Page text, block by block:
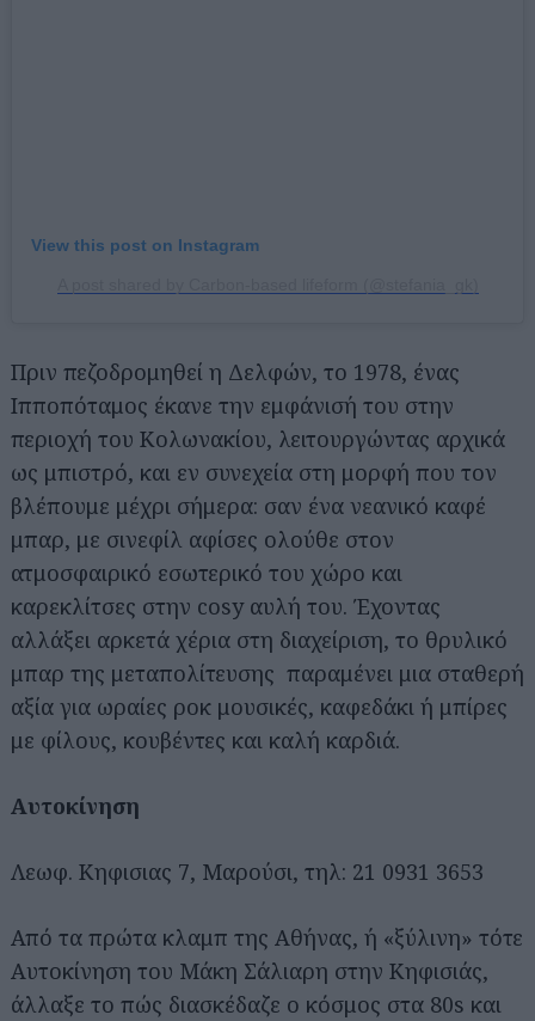
View this post on Instagram
Πριν πεζοδρομηθεί η Δελφών, το 1978, ένας
Ιπποπόταμος έκανε την εμφάνισή του στην
περιοχή του Κολωνακίου, λειτουργώντας αρχικά
ως μπιστρό, και εν συνεχεία στη μορφή που τον
βλέπουμε μέχρι σήμερα: σαν ένα νεανικό καφέ
μπαρ, με σινεφίλ αφίσες ολούθε στον
ατμοσφαιρικό εσωτερικό του χώρο και
καρεκλίτσες στην cosy αυλή του. Έχοντας
αλλάξει αρκετά χέρια στη διαχείριση, το θρυλικό
μπαρ της μεταπολίτευσης παραμένει μια σταθερή
αξία για ωραίες ροκ μουσικές, καφεδάκι ή μπίρες
με φίλους, κουβέντες και καλή καρδιά.
Αυτοκίνηση
Λεωφ. Κηφισιας 7, Μαρούσι, τηλ: 21 0931 3653
Από τα πρώτα κλαμπ της Αθήνας, ή «ξύλινη» τότε
Αυτοκίνηση του Μάκη Σάλιαρη στην Κηφισιάς,
άλλαξε το πώς διασκέδαζε ο κόσμος στα 80s και